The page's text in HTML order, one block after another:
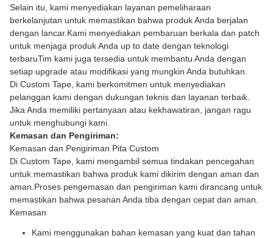
Selain itu, kami menyediakan layanan pemeliharaan
berkelanjutan untuk memastikan bahwa produk Anda berjalan
dengan lancar.Kami menyediakan pembaruan berkala dan patch
untuk menjaga produk Anda up to date dengan teknologi
terbaruTim kami juga tersedia untuk membantu Anda dengan
setiap upgrade atau modifikasi yang mungkin Anda butuhkan.
Di Custom Tape, kami berkomitmen untuk menyediakan
pelanggan kami dengan dukungan teknis dan layanan terbaik.
Jika Anda memiliki pertanyaan atau kekhawatiran, jangan ragu
untuk menghubungi kami.
Kemasan dan Pengiriman:
Kemasan dan Pengiriman Pita Custom
Di Custom Tape, kami mengambil semua tindakan pencegahan
untuk memastikan bahwa produk kami dikirim dengan aman dan
aman.Proses pengemasan dan pengiriman kami dirancang untuk
memastikan bahwa pesanan Anda tiba dengan cepat dan aman.
Kemasan
Kami menggunakan bahan kemasan yang kuat dan tahan